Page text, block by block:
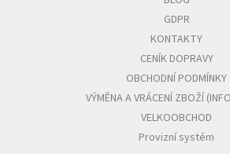
GDPR
KONTAKTY
CENÍK DOPRAVY
OBCHODNÍ PODMÍNKY
VÝMĚNA A VRÁCENÍ ZBOŽÍ
VELKOOBCHOD
Provizní systém